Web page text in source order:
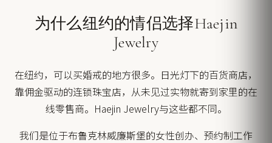
为什么纽约的情侣选择Haejin
Jewelry
在纽约，可以买婚戒的地方很多。日光灯下的百货商店，
靠佣金驱动的连锁珠宝店，从未见过实物就寄到家里的在
线零售商。Haejin Jewelry与这些都不同。
我们是位于布鲁克林威廉斯堡的女性创办、预约制工作